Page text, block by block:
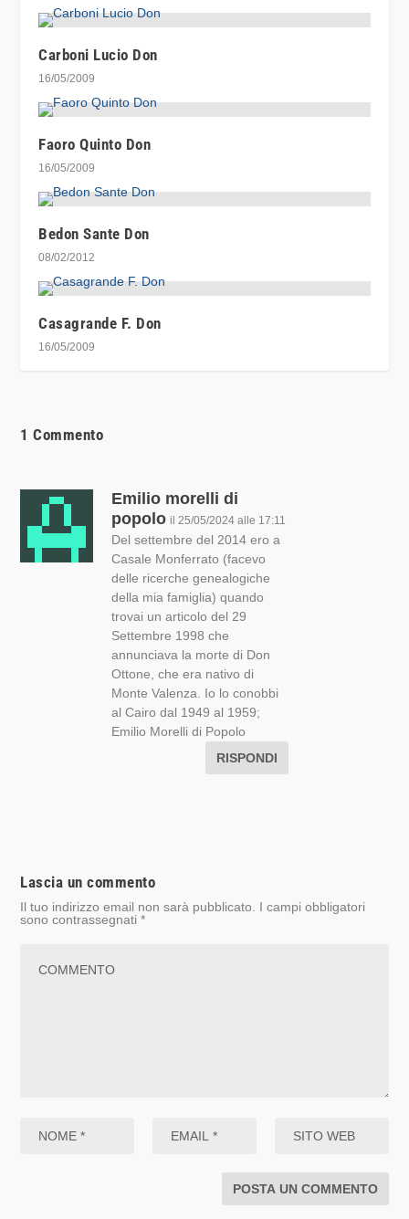
Carboni Lucio Don
16/05/2009
Faoro Quinto Don
16/05/2009
Bedon Sante Don
08/02/2012
Casagrande F. Don
16/05/2009
1 Commento
Emilio morelli di
popolo il 25/05/2024 alle 17:11
Del settembre del 2014 ero a
Casale Monferrato (facevo
delle ricerche genealogiche
della mia famiglia) quando
trovai un articolo del 29
Settembre 1998 che
annunciava la morte di Don
Ottone, che era nativo di
Monte Valenza. Io lo conobbi
al Cairo dal 1949 al 1959;
Emilio Morelli di Popolo
RISPONDI
Lascia un commento
Il tuo indirizzo email non sarà pubblicato.
I campi obbligatori
sono contrassegnati*